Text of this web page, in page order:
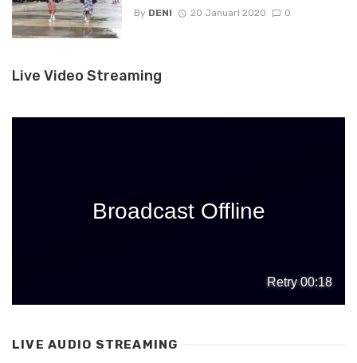
By DENI 20 Januari 2020 0
Live Video Streaming
LIVE AUDIO STREAMING